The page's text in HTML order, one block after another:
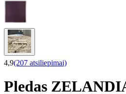
4,9(207 atsiliepimai)
Pledas